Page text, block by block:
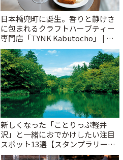
日本橋兜町に誕生。香りと静けさ
に包まれるクラフトハーブティー
専門店「TYNK Kabutocho」 | こ
とりっぷ
新しくなった「ことりっぷ軽井
沢」と一緒におでかけしたい注目
スポット13選【スタンプラリー開
催中】 | ことりっぷ